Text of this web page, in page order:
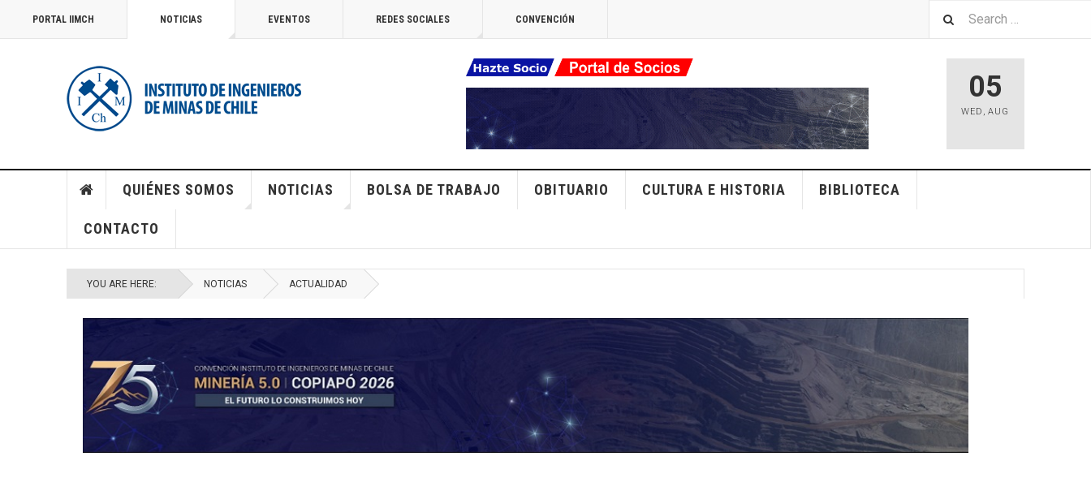
PORTAL IIMCH NOTICIAS EVENTOS REDES SOCIALES CONVENCIÓN
05
WED ,AUG
QUIÉNES SOMOS NOTICIAS BOLSA DE TRABAJO OBITUARIO CULTURA E HISTORIA BIBLIOTECA
CONTACTO
YOU ARE HERE: NOTICIAS ACTUALIDAD